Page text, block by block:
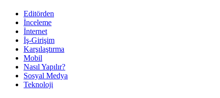
Editörden
İnceleme
İnternet
İş-Girişim
Karşılaştırma
Mobil
Nasıl Yapılır?
Sosyal Medya
Teknoloji